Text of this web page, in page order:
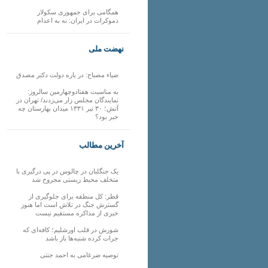
همگامی برای جمهوری سکولار
دموکرات در ایران: نه به اعدام
نهضت ملی
ضیاء مصباح: در باره دولت دکتر مصدق
به مناسبت هفتادوچهارمین سالروز:
نمایندگان مجلس زار می‌زدند/ تهران در
آتش؛ ۳۰ تیر ۱۳۳۱ میدان بهارستان چه
خبر بود؟
آخرین مطالب
یک جنگلبان در چالوس در پی درگیری با
متخلف محیط زیستی مجروح شد
قطر: کل منطقه برای جلوگیری از
گسترش جنگ در تلاش است اما هنوز
خبری از مذاکره مستقیم نیست
شورش در قلب اورشلیم؛ کافه‌ای که
جرات کرده شنبه‌ها باز باشد
توصیه ضرغامی به احمد جنتی